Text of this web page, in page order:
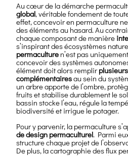
Au cœur de la démarche
global, véritable fondement de
effet, concevoir en permaculture
des éléments au hasard. Au
chaque composant de manière
s’inspirant des écosystèmes
permaculture n’est pas
concevoir des systèmes
élément doit alors remplir
complémentairesau sein du
un arbre apporte de l’ombre,
fruits et stabilise durablement le
bassin stocke l’eau, régule la
biodiversité et irrigue le potager.
Pour y parvenir, la permaculture
de design permaculturel. Parmi
structure chaque projet de
De plus, la cartographie des flux